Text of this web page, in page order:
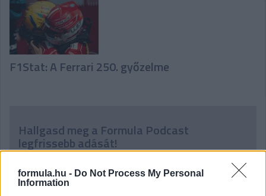
formula.hu - Do Not Process My Personal
Information
F1Stat: A Ferrari 250. győzelme
Hallgasd meg a Formula Podcast
legfrissebb adását!